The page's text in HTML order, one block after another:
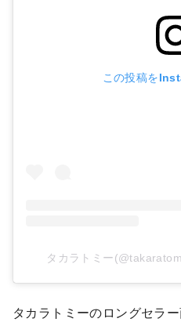
この投稿を
タカラトミー
タカラトミーのロングセラ